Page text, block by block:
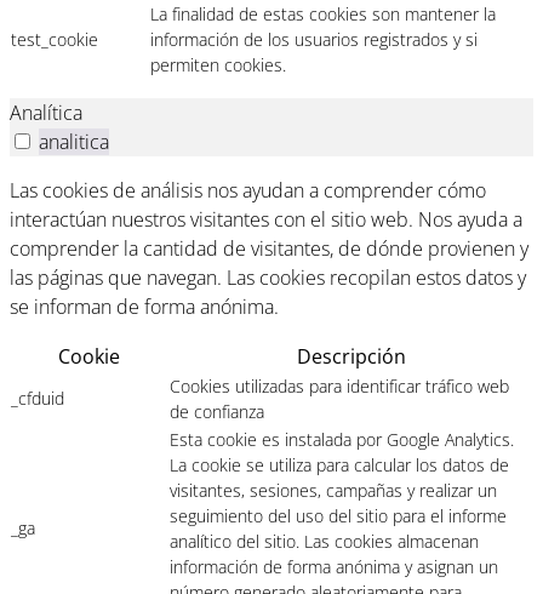
test_cookie
La finalidad de estas cookies son mantener la
información de los usuarios registrados y si
permiten cookies.
Analítica
analitica
Las cookies de análisis nos ayudan a comprender cómo
interactúan nuestros visitantes con el sitio web. Nos ayuda a
comprender la cantidad de visitantes, de dónde provienen y
las páginas que navegan. Las cookies recopilan estos datos y
se informan de forma anónima.
Cookie
Descripción
_cfduid
Cookies utilizadas para identificar tráfico web
de confianza
_ga
Esta cookie es instalada por Google Analytics.
La cookie se utiliza para calcular los datos de
visitantes, sesiones, campañas y realizar un
seguimiento del uso del sitio para el informe
analítico del sitio. Las cookies almacenan
información de forma anónima y asignan un